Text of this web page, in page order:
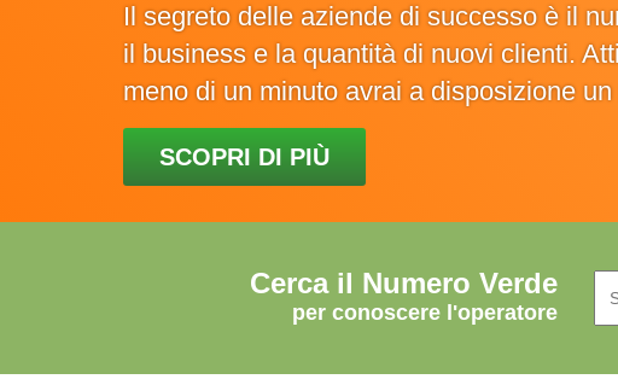
Il segreto delle aziende di successo è il
il business e la quantità di nuovi clienti.
meno di un minuto avrai a disposizione
SCOPRI DI PIÙ
Cerca il Numero Verde
per conoscere l'operatore